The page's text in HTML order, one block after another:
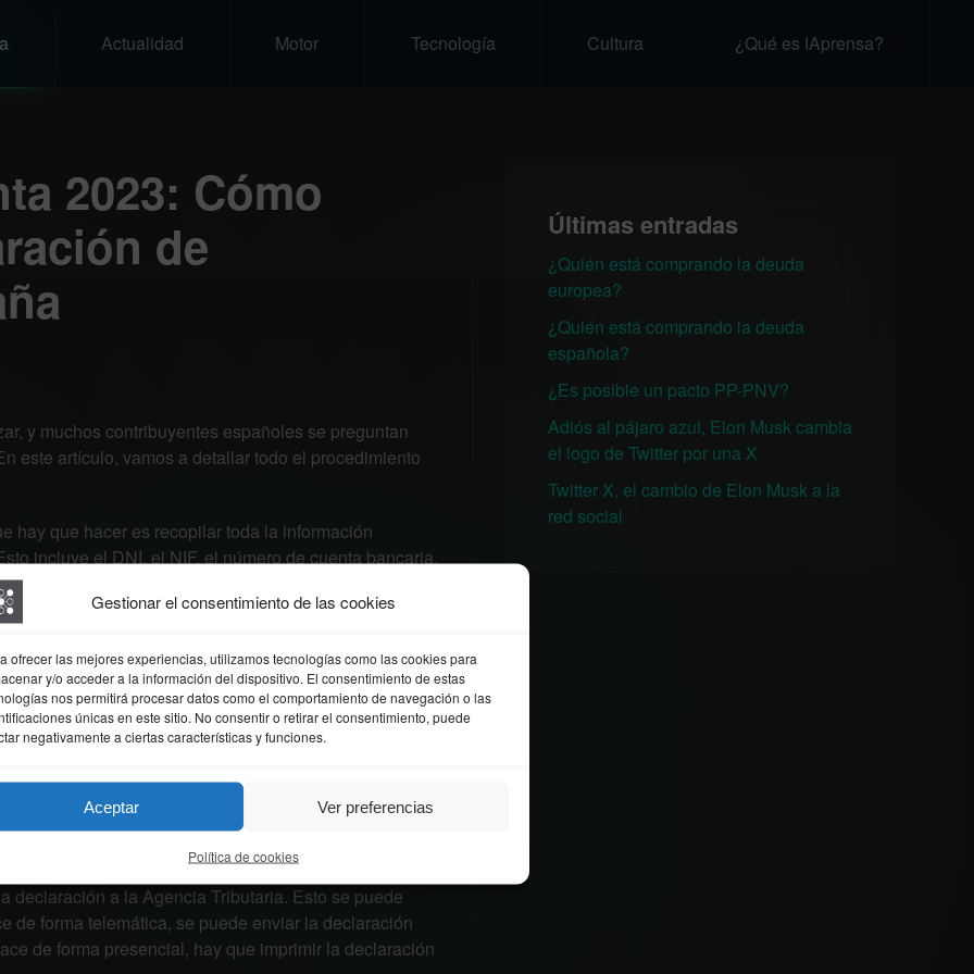
Gestionar el consentimiento de las cookies
ofrecer las mejores experiencias, utilizamos tecnologías como las cookies para
y/o acceder a la información del dispositivo. El consentimiento de estas
nos permitirá procesar datos como el comportamiento de navegación o las
únicas en este sitio. No consentir o retirar el consentimiento, puede
negativamente a ciertas características y funciones.
Aceptar Ver preferencias
Política de cookies
Actualidad Motor Tecnología Cultura ¿Qué es IAprensa?
2023: Cómo
de
y muchos contribuyentes españoles se preguntan
este artículo, vamos a detallar todo el procedimiento
hay que hacer es recopilar toda la información
incluye el DNI, el NIF, el número de cuenta bancaria,
inmuebles, los datos de los seguros de vida y los
descargar el programa PADRE, que es el programa
se puede descargar de forma gratuita desde la
el programa PADRE, hay que rellenar
en el paso 1. Es importante comprobar que
dato importante.
todos los campos del programa PADRE, es
que no hay errores. Una vez que se ha revisado
el botón correspondiente del programa
declaración a la Agencia Tributaria. Esto se puede
de forma telemática, se puede enviar la declaración
de forma presencial, hay que imprimir la declaración
Últimas entradas
¿Quién está comprando la deuda
europea?
¿Quién está comprando la deuda
española?
¿Es posible un pacto PP-PNV?
Adiós al pájaro azul, Elon Musk cambia
el logo de Twitter por una X
Twitter X, el cambio de Elon Musk a la
red social